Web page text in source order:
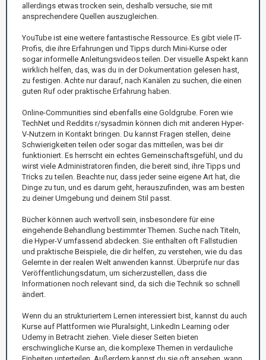
allerdings etwas trocken sein, deshalb versuche, sie mit
ansprechendere Quellen auszugleichen.
YouTube ist eine weitere fantastische Ressource. Es gibt viele IT-
Profis, die ihre Erfahrungen und Tipps durch Mini-Kurse oder
sogar informelle Anleitungsvideos teilen. Der visuelle Aspekt kann
wirklich helfen, das, was du in der Dokumentation gelesen hast,
zu festigen. Achte nur darauf, nach Kanälen zu suchen, die einen
guten Ruf oder praktische Erfahrung haben.
Online-Communities sind ebenfalls eine Goldgrube. Foren wie
TechNet und Reddits r/sysadmin können dich mit anderen Hyper-
V-Nutzern in Kontakt bringen. Du kannst Fragen stellen, deine
Schwierigkeiten teilen oder sogar das mitteilen, was bei dir
funktioniert. Es herrscht ein echtes Gemeinschaftsgefühl, und du
wirst viele Administratoren finden, die bereit sind, ihre Tipps und
Tricks zu teilen. Beachte nur, dass jeder seine eigene Art hat, die
Dinge zu tun, und es darum geht, herauszufinden, was am besten
zu deiner Umgebung und deinem Stil passt.
Bücher können auch wertvoll sein, insbesondere für eine
eingehende Behandlung bestimmter Themen. Suche nach Titeln,
die Hyper-V umfassend abdecken. Sie enthalten oft Fallstudien
und praktische Beispiele, die dir helfen, zu verstehen, wie du das
Gelernte in der realen Welt anwenden kannst. Überprüfe nur das
Veröffentlichungsdatum, um sicherzustellen, dass die
Informationen noch relevant sind, da sich die Technik so schnell
ändert.
Wenn du an strukturiertem Lernen interessiert bist, kannst du auch
Kurse auf Plattformen wie Pluralsight, LinkedIn Learning oder
Udemy in Betracht ziehen. Viele dieser Seiten bieten
erschwingliche Kurse an, die komplexe Themen in verdauliche